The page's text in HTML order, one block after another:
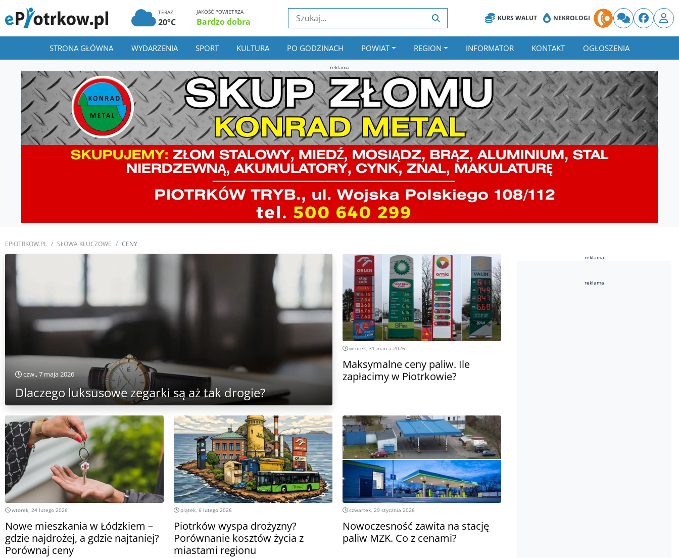
TERAZ
20°C
JAKOŚĆ POWIETRZA
Bardzo dobra KURS WALUT NEKROLOGI
STRONA GŁÓWNA WYDARZENIA SPORT KULTURA PO GODZINACH POWIAT REGION INFORMATOR KONTAKT OGŁOSZENIA
reklama
EPIOTRKOW.PL SŁOWA KLUCZOWE CENY
czw., 7 maja 2026
Dlaczego luksusowe zegarki są aż tak drogie?
wtorek, 31 marca 2026
Maksymalne ceny paliw. Ile
zapłacimy w Piotrkowie?
wtorek, 24 lutego 2026
Nowe mieszkania w Łódzkiem –
gdzie najdrożej, a gdzie najtaniej?
Porównaj ceny
piątek, 6 lutego 2026
Piotrków wyspa drożyzny?
Porównanie kosztów życia z
miastami regionu
czwartek, 29 stycznia 2026
Nowoczesność zawita na stację
paliw MZK. Co z cenami?
reklama
reklama